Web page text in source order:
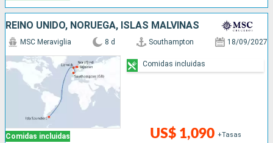
REINO UNIDO, NORUEGA, ISLAS MALVINAS
Comidas incluidas
MSC Meraviglia 8 d Southampton 18/09/2027
US$ 1,090 +Tasas
Comidas incluidas